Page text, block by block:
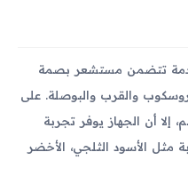
تتضمن مستشعر بصمة
والقرب والبوصلة. على
من غياب منفذ سماعات 3.5 ملم، إلا أن الجهاز يوفر تجربة
مثل الأسود الثلجي، الأخضر